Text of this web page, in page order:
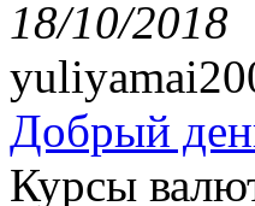
18/10/2018
Добрый
Курсы